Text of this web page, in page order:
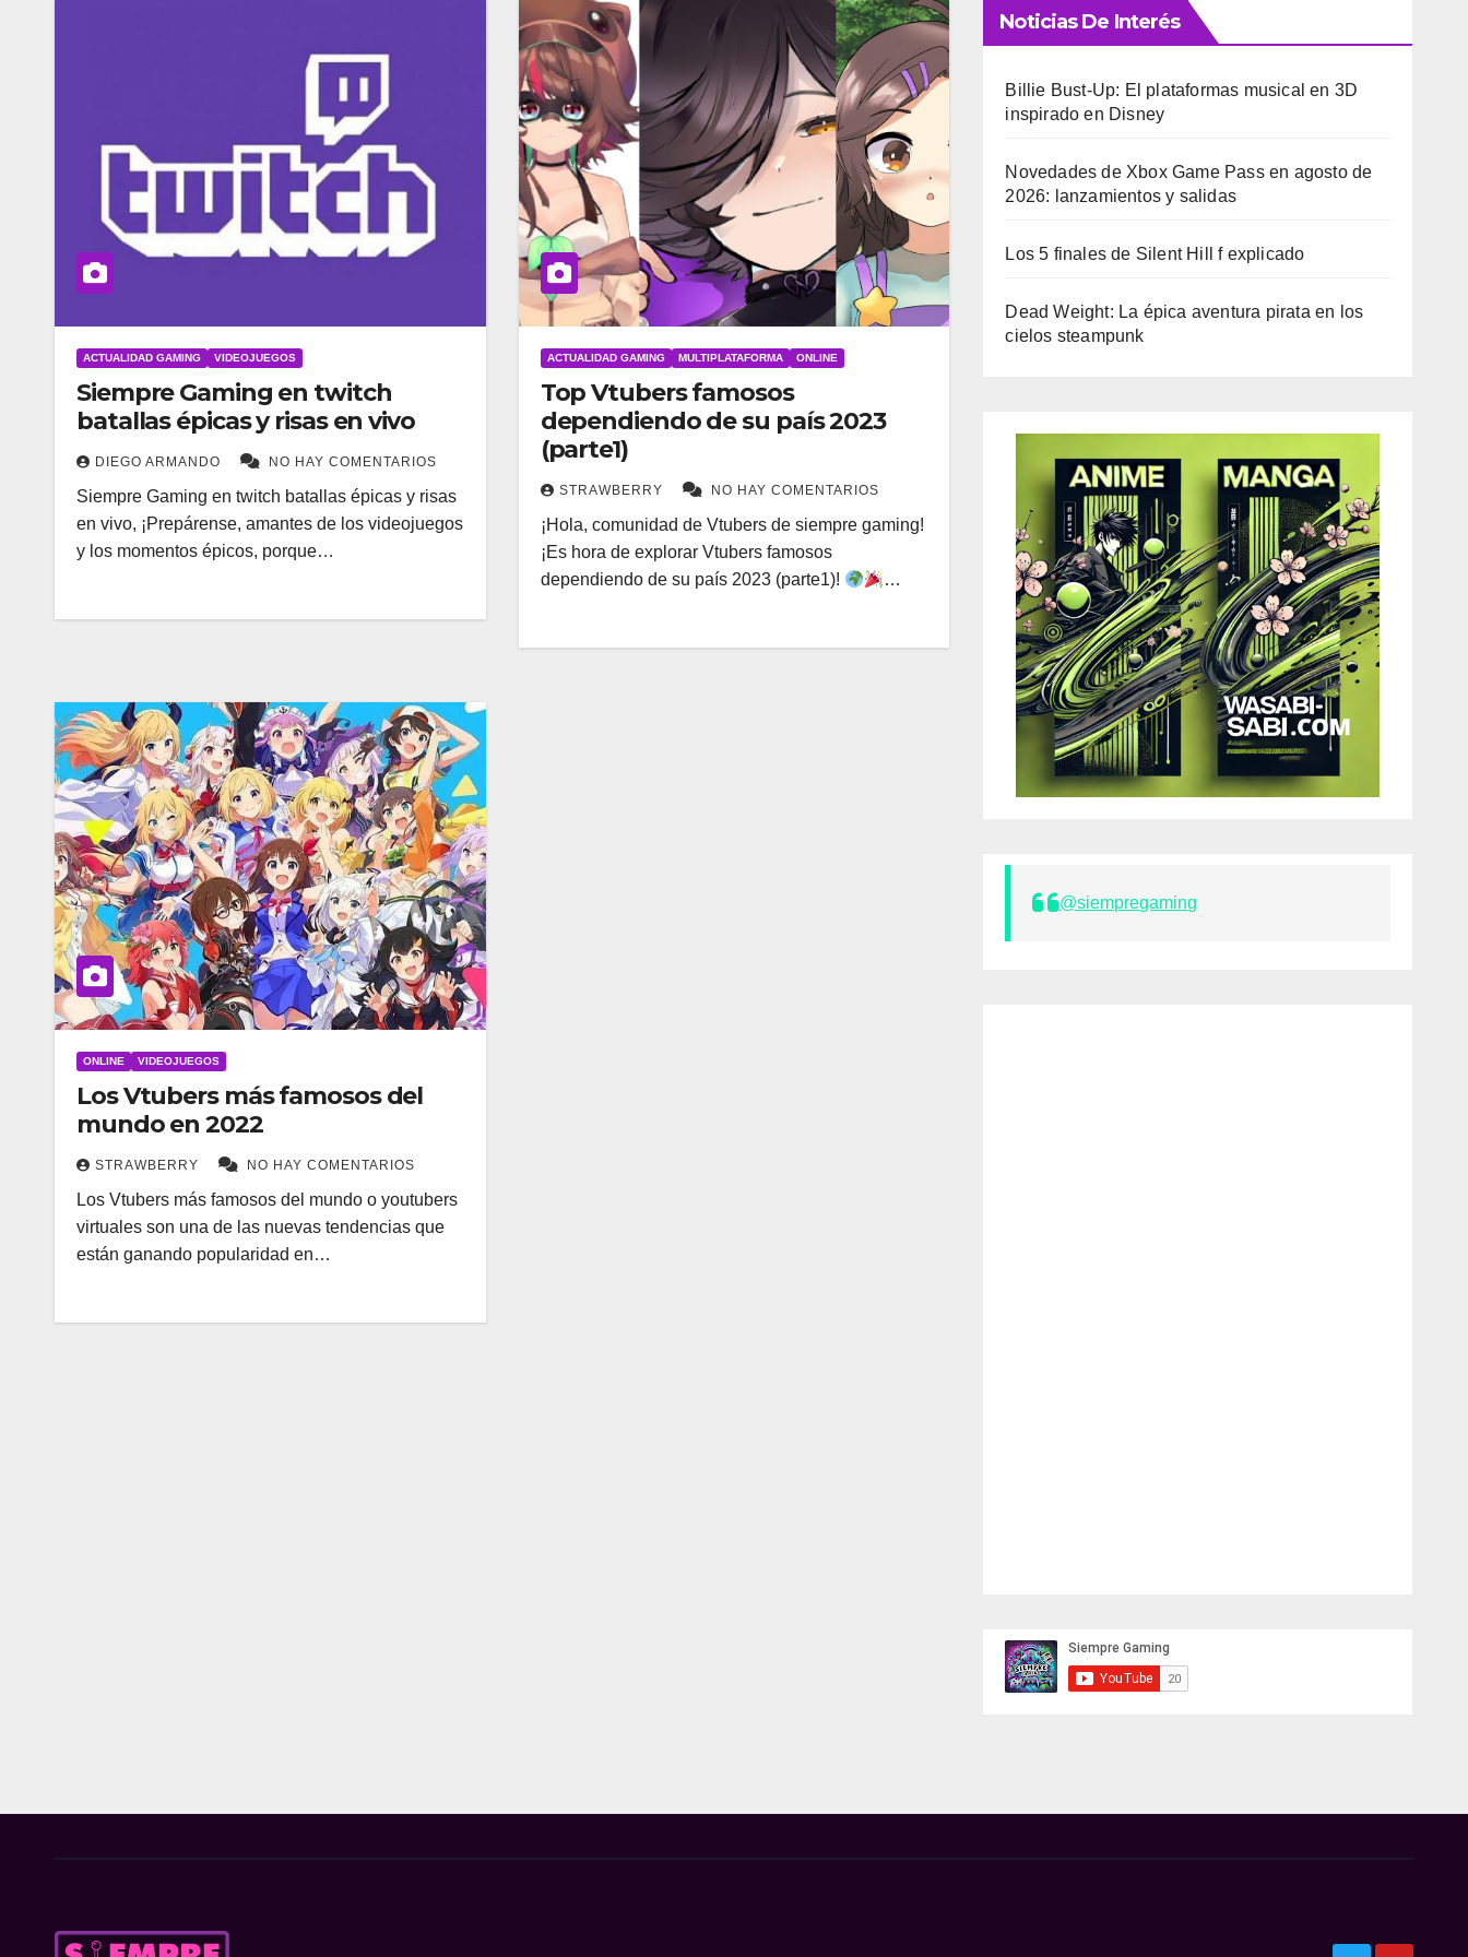
ACTUALIDAD GAMING VIDEOJUEGOS
Siempre Gaming en twitch
batallas épicas y risas en vivo
DIEGO ARMANDO NO HAY COMENTARIOS
Siempre Gaming en twitch batallas épicas y risas
en vivo, ¡Prepárense, amantes de los videojuegos
y los momentos épicos, porque…
ACTUALIDAD GAMING MULTIPLATAFORMA ONLINE
Top Vtubers famosos
dependiendo de su país 2023
(parte1)
STRAWBERRY NO HAY COMENTARIOS
¡Hola, comunidad de Vtubers de siempre gaming!
¡Es hora de explorar Vtubers famosos
dependiendo de su país 2023 (parte1)!
…
ONLINE VIDEOJUEGOS
Los Vtubers más famosos del
mundo en 2022
STRAWBERRY NO HAY COMENTARIOS
Los Vtubers más famosos del mundo o youtubers
virtuales son una de las nuevas tendencias que
están ganando popularidad en…
Noticias De Interés
Billie Bust-Up: El plataformas musical en 3D
inspirado en Disney
Novedades de Xbox Game Pass en agosto de
2026: lanzamientos y salidas
Los 5 finales de Silent Hill f explicado
Dead Weight: La épica aventura pirata en los
cielos steampunk
@siempregaming